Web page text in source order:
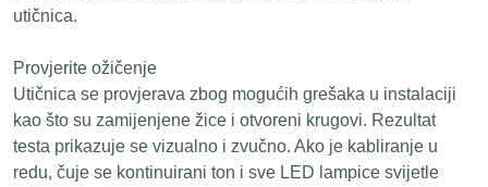
utičnica.
Provjerite ožičenje
Utičnica se provjerava zbog mogućih grešaka u instalaciji
kao što su zamijenjene žice i otvoreni krugovi. Rezultat
testa prikazuje se vizualno i zvučno. Ako je kabliranje u
redu, čuje se kontinuirani ton i sve LED lampice svijetle